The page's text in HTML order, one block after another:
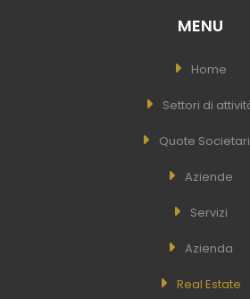
MENU
Home
Settori di
Quote
Aziende
Servizi
Azienda
Real Estate